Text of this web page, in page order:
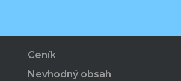
Ceník
Nevhodný obsah